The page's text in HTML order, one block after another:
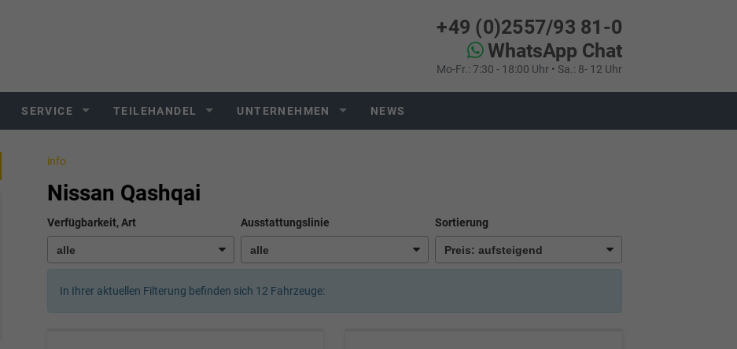
+49 (0)2557/93 81-0
WhatsApp Chat
Mo-Fr.: 7:30 - 18:00 Uhr • Sa.: 8- 12 Uhr
SERVICE TEILEHANDEL UNTERNEHMEN NEWS
info
Nissan Qashqai
Verfügbarkeit, Art Ausstattungslinie Sortierung
In Ihrer aktuellen Filterung befinden sich 12 Fahrzeuge: